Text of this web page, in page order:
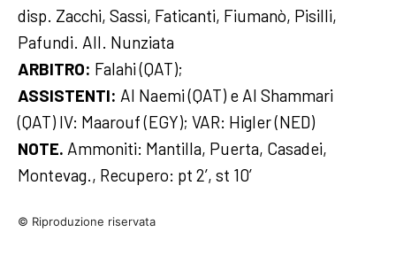
disp. Zacchi, Sassi, Faticanti, Fiumanò, Pisilli,
Pafundi. All. Nunziata
ARBITRO: Falahi (QAT);
ASSISTENTI: Al Naemi (QAT) e Al Shammari
(QAT) IV: Maarouf (EGY); VAR: Higler (NED)
NOTE. Ammoniti: Mantilla, Puerta, Casadei,
Montevag., Recupero: pt 2’, st 10’
© Riproduzione riservata